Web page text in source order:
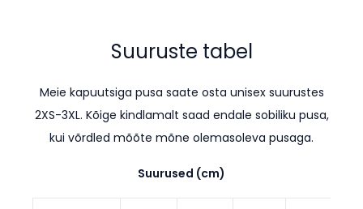
Suuruste tabel
Meie kapuutsiga pusa saate osta unisex suurustes
2XS-3XL. Kõige kindlamalt saad endale sobiliku pusa,
kui võrdled mõõte mõne olemasoleva pusaga.
Suurused (cm)